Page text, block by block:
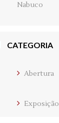
Nabuco
CATEGORIA
Abertura
Exposição